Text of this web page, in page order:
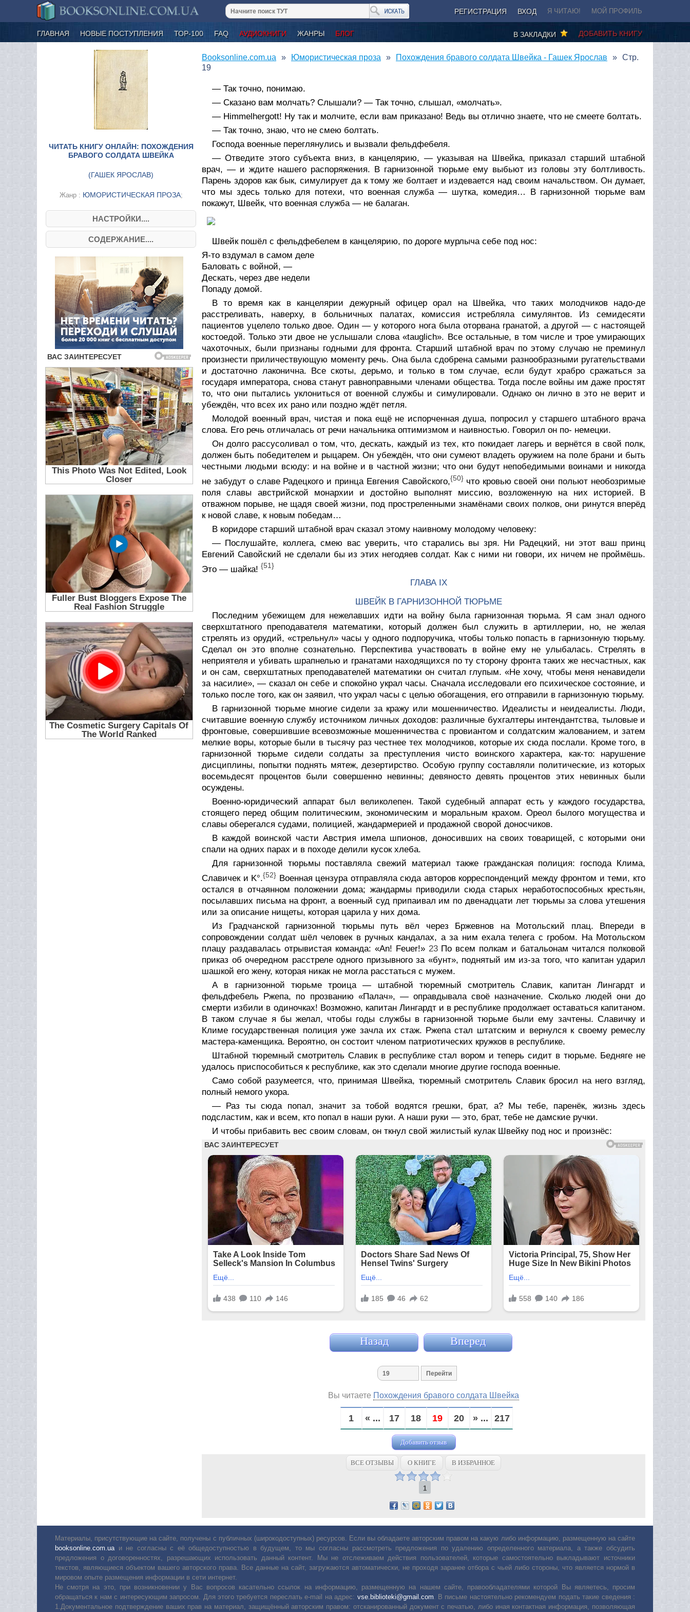
РЕГИСТРАЦИЯ ВХОД Я ЧИТАЮ! МОЙ ПРОФИЛЬ
ГЛАВНАЯ НОВЫЕ ПОСТУПЛЕНИЯ ТОР-100 FAQ АУДИОКНИГИ ЖАНРЫ БЛОГ ДОБАВИТЬ КНИГУ
В ЗАКЛАДКИ
ЧИТАТЬ КНИГУ ОНЛАЙН: ПОХОЖДЕНИЯ
БРАВОГО СОЛДАТА ШВЕЙКА
(ГАШЕК ЯРОСЛАВ)
Жанр : ЮМОРИСТИЧЕСКАЯ ПРОЗА;
НАСТРОЙКИ....
СОДЕРЖАНИЕ....
Booksonline.com.ua Юмористическая проза Похождения бравого солдата Швейка - Гашек Ярослав
Стр.
19
— Так точно, понимаю.
— Сказано вам молчать? Слышали? — Так точно, слышал, «молчать».
— Himmelhergott! Ну так и молчите, если вам приказано! Ведь вы отлично знаете, что не смеете болтать.
— Так точно, знаю, что не смею болтать.
Господа военные переглянулись и вызвали фельдфебеля.
— Отведите этого субъекта вниз, в канцелярию, — указывая на Швейка, приказал старший штабной
врач, — и ждите нашего распоряжения. В гарнизонной тюрьме ему выбьют из головы эту болтливость.
Парень здоров как бык, симулирует да к тому же болтает и издевается над своим начальством. Он думает,
что мы здесь только для потехи, что военная служба — шутка, комедия… В гарнизонной тюрьме вам
покажут, Швейк, что военная служба — не балаган.
Швейк пошёл с фельдфебелем в канцелярию, по дороге мурлыча себе под нос:
Я-то вздумал в самом деле
Баловать с войной, —
Дескать, через две недели
Попаду домой.
В то время как в канцелярии дежурный офицер орал на Швейка, что таких молодчиков надо-де
расстреливать, наверху, в больничных палатах, комиссия истребляла симулянтов. Из семидесяти
пациентов уцелело только двое. Один — у которого нога была оторвана гранатой, а другой — с настоящей
костоедой. Только эти двое не услышали слова «tauglich». Все остальные, в том числе и трое умирающих
чахоточных, были признаны годными для фронта. Старший штабной врач по этому случаю не преминул
произнести приличествующую моменту речь. Она была сдобрена самыми разнообразными ругательствами
и достаточно лаконична. Все скоты, дерьмо, и только в том случае, если будут храбро сражаться за
государя императора, снова станут равноправными членами общества. Тогда после войны им даже простят
то, что они пытались уклониться от военной службы и симулировали. Однако он лично в это не верит и
убеждён, что всех их рано или поздно ждёт петля.
Молодой военный врач, чистая и пока ещё не испорченная душа, попросил у старшего штабного врача
слова. Его речь отличалась от речи начальника оптимизмом и наивностью. Говорил он по- немецки.
Он долго рассусоливал о том, что, дескать, каждый из тех, кто покидает лагерь и вернётся в свой полк,
должен быть победителем и рыцарем. Он убеждён, что они сумеют владеть оружием на поле брани и быть
честными людьми всюду: и на войне и в частной жизни; что они будут непобедимыми воинами и никогда
не забудут о славе Радецкого и принца Евгения Савойского,{50} что кровью своей они польют необозримые
поля славы австрийской монархии и достойно выполнят миссию, возложенную на них историей. В
отважном порыве, не щадя своей жизни, под простреленными знамёнами своих полков, они ринутся вперёд
к новой славе, к новым победам…
В коридоре старший штабной врач сказал этому наивному молодому человеку:
— Послушайте, коллега, смею вас уверить, что старались вы зря. Ни Радецкий, ни этот ваш принц
Евгений Савойский не сделали бы из этих негодяев солдат. Как с ними ни говори, их ничем не проймёшь.
Это — шайка! {51}
ГЛАВА IX
ШВЕЙК В ГАРНИЗОННОЙ ТЮРЬМЕ
Последним убежищем для нежелавших идти на войну была гарнизонная тюрьма. Я сам знал одного
сверхштатного преподавателя математики, который должен был служить в артиллерии, но, не желая
стрелять из орудий, «стрельнул» часы у одного подпоручика, чтобы только попасть в гарнизонную тюрьму.
Сделал он это вполне сознательно. Перспектива участвовать в войне ему не улыбалась. Стрелять в
неприятеля и убивать шрапнелью и гранатами находящихся по ту сторону фронта таких же несчастных, как
и он сам, сверхштатных преподавателей математики он считал глупым. «Не хочу, чтобы меня ненавидели
за насилие», — сказал он себе и спокойно украл часы. Сначала исследовали его психическое состояние, и
только после того, как он заявил, что украл часы с целью обогащения, его отправили в гарнизонную тюрьму.
В гарнизонной тюрьме многие сидели за кражу или мошенничество. Идеалисты и неидеалисты. Люди,
считавшие военную службу источником личных доходов: различные бухгалтеры интендантства, тыловые и
фронтовые, совершившие всевозможные мошенничества с провиантом и солдатским жалованием, и затем
мелкие воры, которые были в тысячу раз честнее тех молодчиков, которые их сюда послали. Кроме того, в
гарнизонной тюрьме сидели солдаты за преступления чисто воинского характера, как-то: нарушение
дисциплины, попытки поднять мятеж, дезертирство. Особую группу составляли политические, из которых
восемьдесят процентов были совершенно невинны; девяносто девять процентов этих невинных были
осуждены.
Военно-юридический аппарат был великолепен. Такой судебный аппарат есть у каждого государства,
стоящего перед общим политическим, экономическим и моральным крахом. Ореол былого могущества и
славы оберегался судами, полицией, жандармерией и продажной сворой доносчиков.
В каждой воинской части Австрия имела шпионов, доносивших на своих товарищей, с которыми они
спали на одних парах и в походе делили кусок хлеба.
Для гарнизонной тюрьмы поставляла свежий материал также гражданская полиция: господа Клима,
Славичек и K°.{52} Военная цензура отправляла сюда авторов корреспонденций между фронтом и теми, кто
остался в отчаянном положении дома; жандармы приводили сюда старых неработоспособных крестьян,
посылавших письма на фронт, а военный суд припаивал им по двенадцати лет тюрьмы за слова утешения
или за описание нищеты, которая царила у них дома.
Из Градчанской гарнизонной тюрьмы путь вёл через Бржевнов на Мотольский плац. Впереди в
сопровождении солдат шёл человек в ручных кандалах, а за ним ехала телега с гробом. На Мотольском
плацу раздавалась отрывистая команда: «An! Feuer!» 23По всем полкам и батальонам читался полковой
приказ об очередном расстреле одного призывного за «бунт», поднятый им из-за того, что капитан ударил
шашкой его жену, которая никак не могла расстаться с мужем.
А в гарнизонной тюрьме троица — штабной тюремный смотритель Славик, капитан Лингардт и
фельдфебель Ржепа, по прозванию «Палач», — оправдывала своё назначение. Сколько людей они до
смерти избили в одиночках! Возможно, капитан Лингардт и в республике продолжает оставаться капитаном.
В таком случае я бы желал, чтобы годы службы в гарнизонной тюрьме были ему зачтены. Славичку и
Климе государственная полиция уже зачла их стаж. Ржепа стал штатским и вернулся к своему ремеслу
мастера-каменщика. Вероятно, он состоит членом патриотических кружков в республике.
Штабной тюремный смотритель Славик в республике стал вором и теперь сидит в тюрьме. Бедняге не
удалось приспособиться к республике, как это сделали многие другие господа военные.
Само собой разумеется, что, принимая Швейка, тюремный смотритель Славик бросил на него взгляд,
полный немого укора.
— Раз ты сюда попал, значит за тобой водятся грешки, брат, а? Мы тебе, паренёк, жизнь здесь
подсластим, как и всем, кто попал в наши руки. А наши руки — это, брат, тебе не дамские ручки.
И чтобы прибавить вес своим словам, он ткнул свой жилистый кулак Швейку под нос и произнёс:
Назад Вперед
Вы читаете Похождения бравого солдата Швейка
1 « ... 17 18 19 20 » ... 217
Добавить отзыв
ВСЕ ОТЗЫВЫ О КНИГЕ В ИЗБРАННОЕ
1
Материалы, присутствующие на сайте, получены с публичных (широкодоступных) ресурсов. Если вы обладаете авторским правом на какую либо информацию, размещенную на сайте
booksonline.com.uaи не согласны с её общедоступностью в будущем, то мы согласны рассмотреть предложения по удалению определенного материала, а также обсудить
предложения о договоренностях, разрешающих использовать данный контент. Мы не отслеживаем действия пользователей, которые самостоятельно выкладывают источники
текстов, являющиеся объектом вашего авторского права. Все данные на сайт, загружаются автоматически, не проходя заранее отбора с чьей либо стороны, что является нормой в
мировом опыте размещения информации в сети интернет.
Не смотря на это, при возникновении у Вас вопросов касательно ссылок на информацию, размещенную на нашем сайте, правообладателями которой Вы являетесь, просим
обращаться к нам с интересующим запросом. Для этого требуется переслать е-mail на адрес: vse.biblioteki@gmail.com. В письме настоятельно рекомендуем подать такие сведения :
1.Документальное подтверждение ваших прав на материал, защищённый авторским правом: отсканированный документ с печатью, либо иная контактная информация, позволяющая